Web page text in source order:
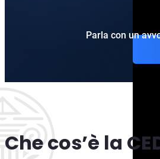
Parla con un
Che cos’è la